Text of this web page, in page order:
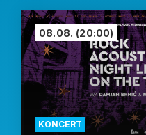
KONCERT
08.08. (20:00)